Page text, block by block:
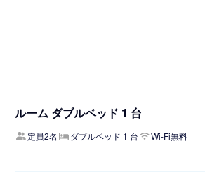
ルーム ダブルベッド 1 台
定員2名 ダブルベッド 1 台
Wi-Fi無料